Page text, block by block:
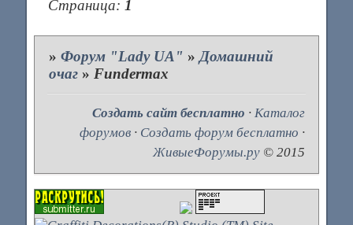
Страница:1
»Форум "Lady UA" » Домашний
очаг » Fundermax
Создать сайт бесплатно ·Каталог
форумов · Создать форум бесплатно ·
ЖивыеФорумы.ру © 2015